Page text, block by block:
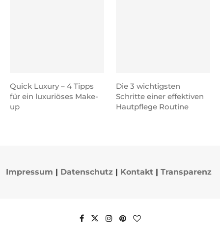
Quick Luxury – 4 Tipps
für ein luxuriöses Make-
up
Die 3 wichtigsten
Schritte einer effektiven
Hautpflege Routine
Impressum | Datenschutz | Kontakt | Transparenz